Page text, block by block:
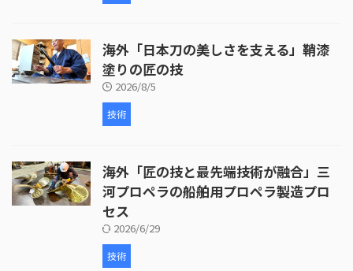
海外「日本刀の美しさを支える」鞘漆
塗りの匠の技
2026/8/5
技術
海外「匠の技と最先端技術が融合」三
河プロペラの船舶用プロペラ製造プロ
セス
2026/6/29
技術